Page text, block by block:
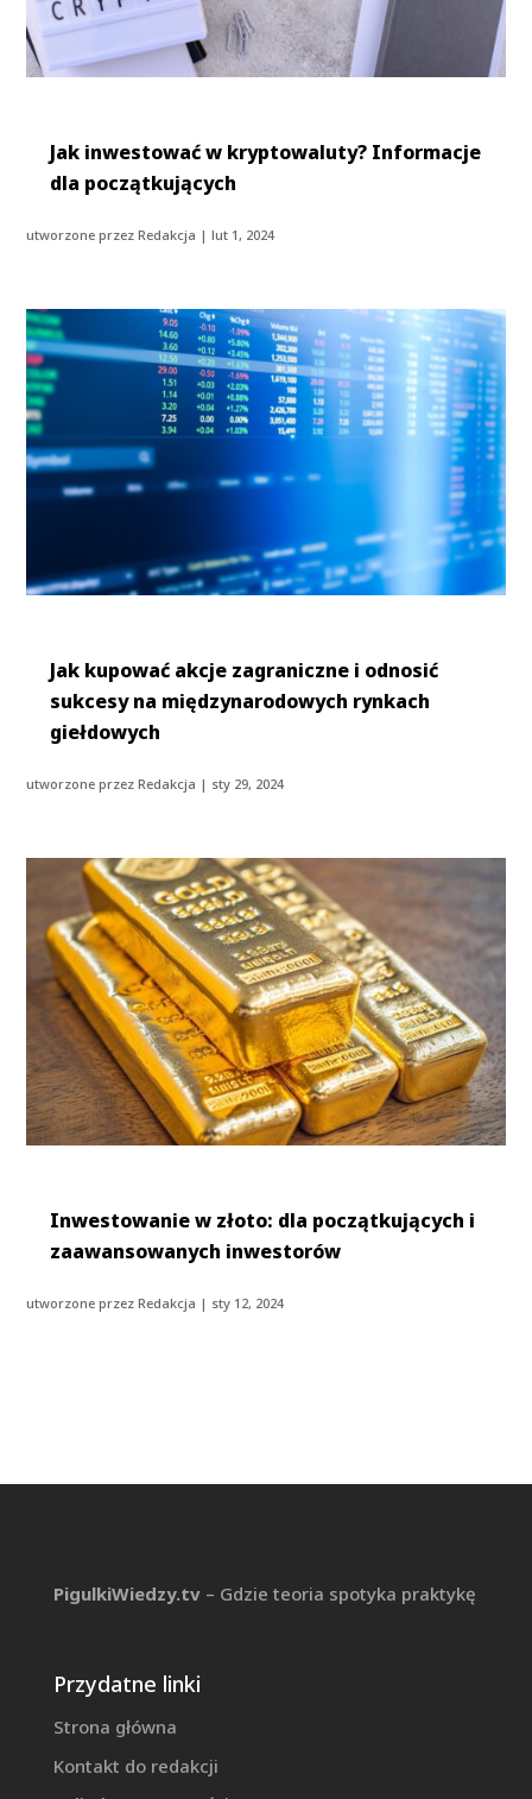
Jak inwestować w kryptowaluty? Informacje
dla początkujących
utworzone przezRedakcja |lut 1, 2024
Jak kupować akcje zagraniczne i odnosić
sukcesy na międzynarodowych rynkach
giełdowych
utworzone przezRedakcja | sty 29, 2024
Inwestowanie w złoto: dla początkujących i
zaawansowanych inwestorów
utworzone przezRedakcja | sty 12, 2024
PigulkiWiedzy.tv– Gdzie teoria spotyka praktykę
Przydatne linki
Strona główna
Kontakt do redakcji